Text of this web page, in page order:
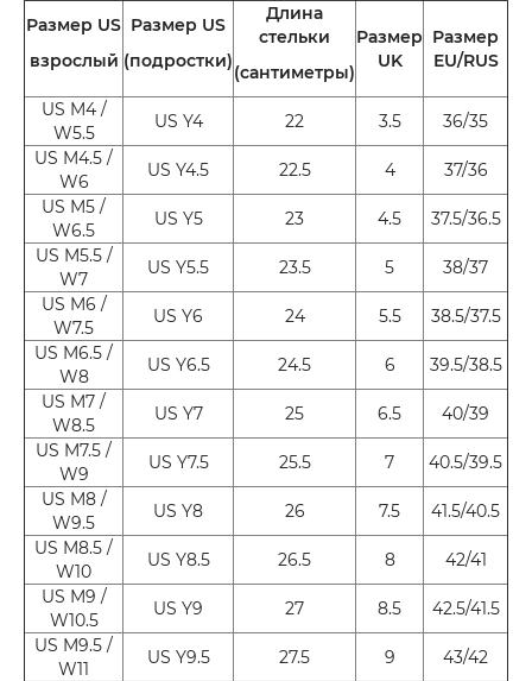
Размер US
взрослый
Размер US
(подростки)
Длина
стельки
(сантиметры)
Размер
UK
Размер
EU/RUS
US M4 /
W5.5
US Y4 22 3.5
36/35
US M4.5 /
W6
US Y4.5 22.5 4
37/36
US M5 /
W6.5
US Y5 23 4.5
37.5/36.5
US M5.5 /
W7
US Y5.5 23.5 5
38/37
US M6 /
W7.5
US Y6 24 5.5
38.5/37.5
US M6.5 /
W8
US Y6.5 24.5 6
39.5/38.5
US M7 /
W8.5
US Y7 25 6.5
40/39
US M7.5 /
W9
US Y7.5 25.5 7
40.5/39.5
US M8 /
W9.5
US Y8 26 7.5
41.5/40.5
US M8.5 /
W10
US Y8.5 26.5 8
42/41
US M9 /
W10.5
US Y9 27 8.5
42.5/41.5
US M9.5 /
W11
US Y9.5 27.5 9
43/42